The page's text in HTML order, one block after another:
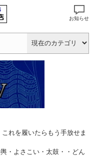
お知らせ
れを履いたらもう手放せま
・よさこい・太鼓・・どん